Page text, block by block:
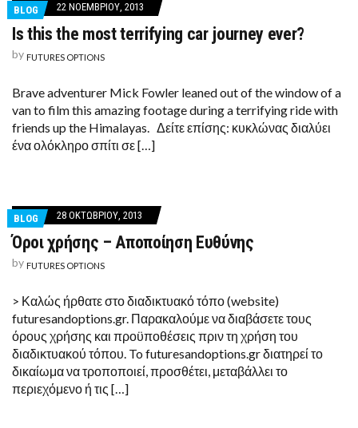
BLOG 22 ΝΟΕΜΒΡΊΟΥ, 2013
Is this the most terrifying car journey ever?
by FUTURES OPTIONS
Brave adventurer Mick Fowler leaned out of the window of a
van to film this amazing footage during a terrifying ride with
friends up the Himalayas. Δείτε επίσης: κυκλώνας διαλύει
ένα ολόκληρο σπίτι σε […]
BLOG 28 ΟΚΤΩΒΡΊΟΥ, 2013
Όροι χρήσης – Αποποίηση Ευθύνης
by FUTURES OPTIONS
> Καλώς ήρθατε στο διαδικτυακό τόπο (website)
futuresandoptions.gr. Παρακαλούμε να διαβάσετε τους
όρους χρήσης και προϋποθέσεις πριν τη χρήση του
διαδικτυακού τόπου. To futuresandoptions.gr διατηρεί το
δικαίωμα να τροποποιεί, προσθέτει, μεταβάλλει το
περιεχόμενο ή τις […]